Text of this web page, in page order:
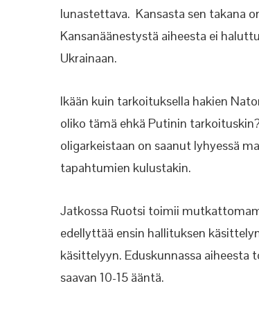
lunastettava. Kansasta sen takana
Kansanäänestystä aiheesta ei
Ukrainaan.
Ikään kuin tarkoituksella hakien
oliko tämä ehkä Putinin
oligarkeistaan on saanut lyhyessä
tapahtumien kulustakin.
Jatkossa Ruotsi toimii
edellyttää ensin hallituksen
käsittelyyn. Eduskunnassa aiheesta
saavan 10-15 ääntä.